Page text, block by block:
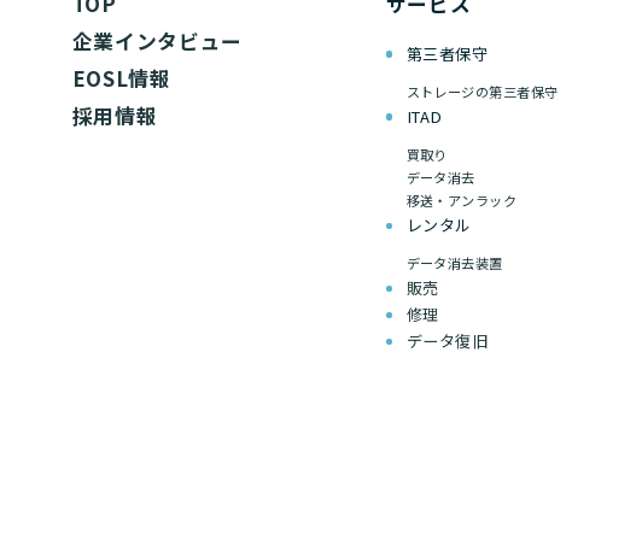
企業インタビュー
EOSL情報
採用情報
第三者保守
ストレージの第三者保守
ITAD
買取り
データ消去
移送・アンラック
レンタル
データ消去装置
販売
修理
データ復旧